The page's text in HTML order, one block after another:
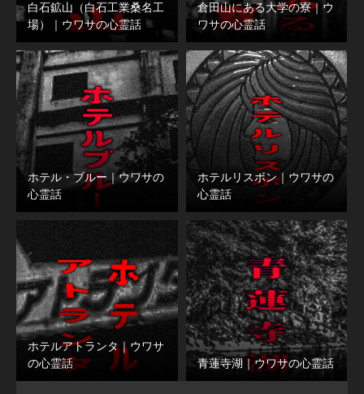
白石鉱山（白石工業桑名工
場）｜ウワサの心霊話
倉田山にある大学の寮｜ウ
ワサの心霊話
ホテル・ブルー｜ウワサの
心霊話
ホテルリスボン｜ウワサの
心霊話
ホテルアトランタ｜ウワサ
の心霊話
青蓮寺湖｜ウワサの心霊話